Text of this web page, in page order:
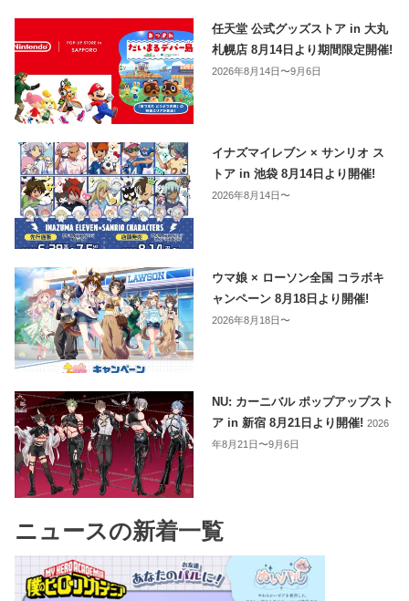
任天堂 公式グッズストア in 大丸
札幌店 8月14日より期間限定開催!
2026年8月14日〜9月6日
イナズマイレブン × サンリオ ス
トア in 池袋 8月14日より開催!
2026年8月14日〜
ウマ娘 × ローソン全国 コラボキ
ャンペーン 8月18日より開催!
2026年8月18日〜
NU: カーニバル ポップアップスト
ア in 新宿 8月21日より開催!2026
年8月21日〜9月6日
ニュースの新着一覧